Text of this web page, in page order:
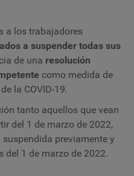
a los trabajadores
a suspender todas sus
de una resolución
como medida de
la COVID-19.
tanto aquellos que vean
del 1 de marzo de 2022,
previamente y
del 1 de marzo de 2022.